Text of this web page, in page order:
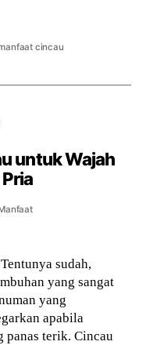
cincau
untuk Wajah
sudah,
yang sangat
yang
apabila
panas terik. Cincau